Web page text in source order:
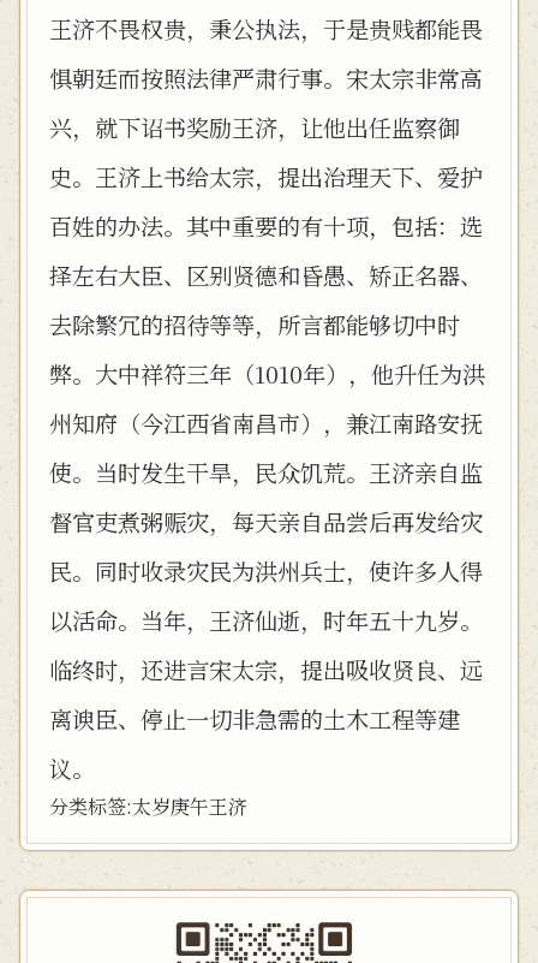
王济不畏权贵，秉公执法，于是贵贱都能畏
惧朝廷而按照法律严肃行事。宋太宗非常高
兴，就下诏书奖励王济，让他出任监察御
史。王济上书给太宗，提出治理天下、爱护
百姓的办法。其中重要的有十项，包括：选
择左右大臣、区别贤德和昏愚、矫正名器、
去除繁冗的招待等等，所言都能够切中时
弊。大中祥符三年（1010年），他升任为洪
州知府（今江西省南昌市），兼江南路安抚
使。当时发生干旱，民众饥荒。王济亲自监
督官吏煮粥赈灾，每天亲自品尝后再发给灾
民。同时收录灾民为洪州兵士，使许多人得
以活命。当年，王济仙逝，时年五十九岁。
临终时，还进言宋太宗，提出吸收贤良、远
离谀臣、停止一切非急需的土木工程等建
议。
分类标签:太岁庚午王济